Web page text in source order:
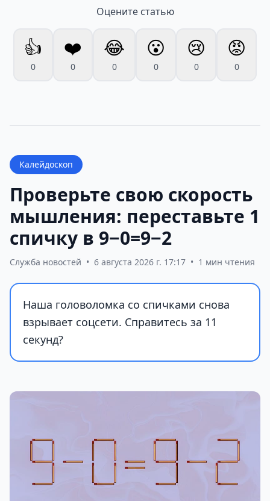
Оцените статью
👍
0
❤️
0
😂
0
😮
0
😢
0
😡
0
Калейдоскоп
Проверьте свою скорость
мышления: переставьте 1
спичку в 9−0=9−2
Служба новостей • 6 августа 2026 г. 17:17 • 1 мин чтения
Наша головоломка со спичками снова
взрывает соцсети. Справитесь за 11
секунд?